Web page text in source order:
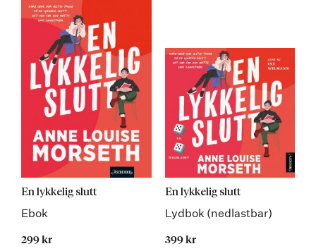
En lykkelig slutt
Ebok
299 kr
En lykkelig slutt
Lydbok (nedlastbar)
399 kr